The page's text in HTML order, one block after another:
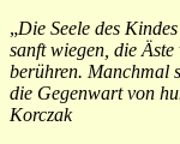
„Die Seele des
sanft wiegen, die
berühren. Manchmal
die Gegenwart von
Korczak